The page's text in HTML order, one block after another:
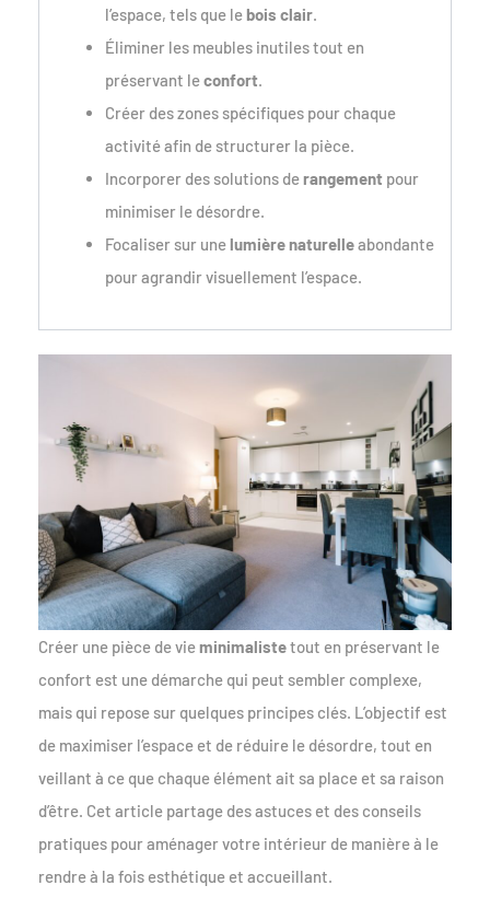
l’espace, tels que le bois clair.
Éliminer les meubles inutiles tout en
préservant leconfort.
Créer des zones spécifiques pour chaque
activité afin de structurer la pièce.
Incorporer des solutions derangement pour
minimiser le désordre.
Focaliser sur unelumière naturelleabondante
pour agrandir visuellement l’espace.
Créer une pièce de vieminimalistetout en préservant le
confort est une démarche qui peut sembler complexe,
mais qui repose sur quelques principes clés. L’objectif est
de maximiser l’espace et de réduire le désordre, tout en
veillant à ce que chaque élément ait sa place et sa raison
d’être. Cet article partage des astuces et des conseils
pratiques pour aménager votre intérieur de manière à le
rendre à la fois esthétique et accueillant.